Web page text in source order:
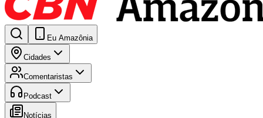
Eu Amazônia
Cidades
Comentaristas
Podcast
Notícias